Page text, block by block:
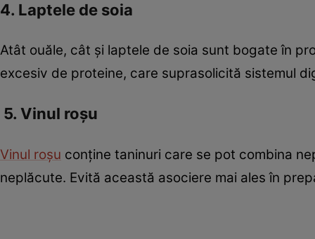
4. Laptele de soia
Atât ouăle, cât și laptele de soia sunt bogate în
excesiv de proteine, care suprasolicită sistemul
5. Vinul roșu
Vinul roșu conține taninuri care se pot combina
neplăcute. Evită această asociere mai ales în